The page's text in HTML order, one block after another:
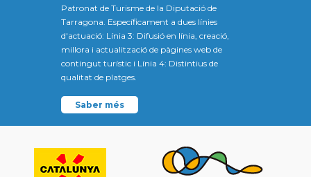
Patronat de Turisme de la Diputació de
Tarragona. Específicament a dues línies
d'actuació: Línia 3: Difusió en línia, creació,
millora i actualització de pàgines web de
contingut turístic i Línia 4: Distintius de
qualitat de platges.
Saber més